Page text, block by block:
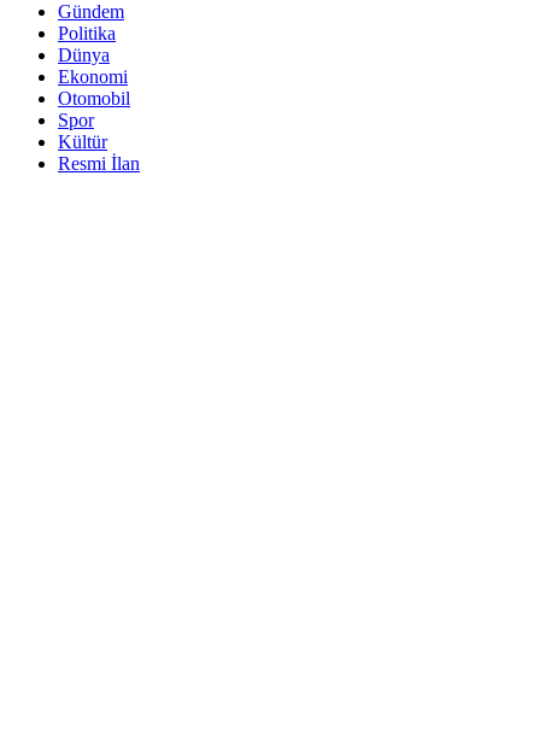
Gündem
Politika
Dünya
Ekonomi
Otomobil
Spor
Kültür
Resmi İlan